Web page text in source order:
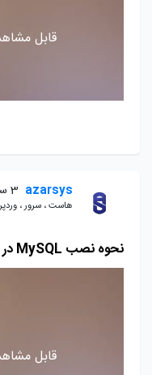
قابل
azarsys 3 سال پیش
هاست ، سرور ،
نحوه نصب MySQL در AlmaLinux
قابل